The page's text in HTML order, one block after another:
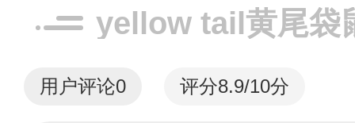
yellow tail黄尾袋
用户评论0 评分8.9/10分